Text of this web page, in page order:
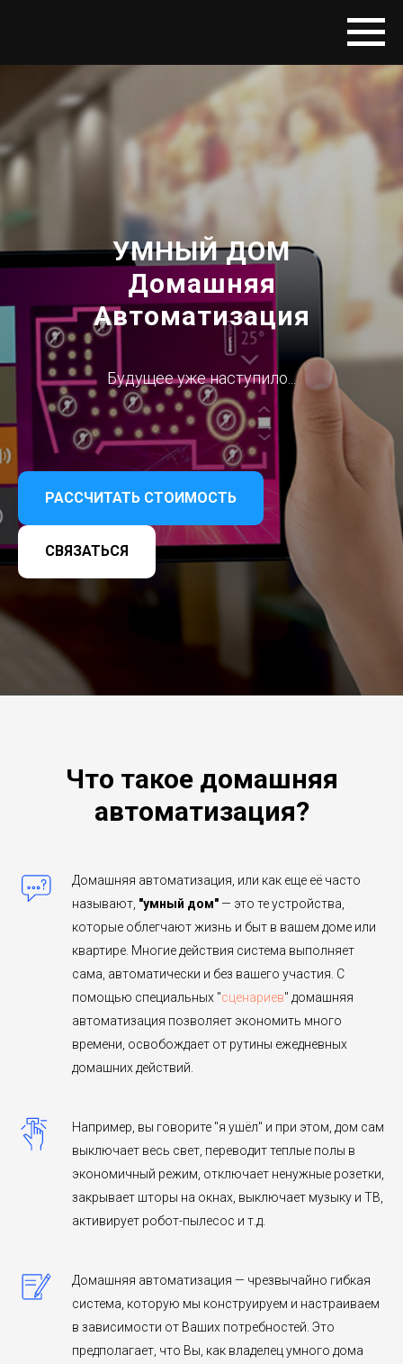
УМНЫЙ ДОМ
Домашняя
Автоматизация
Будущее уже наступило...
РАССЧИТАТЬ СТОИМОСТЬ
СВЯЗАТЬСЯ
Что такое домашняя
автоматизация?
Домашняя автоматизация, или как еще её часто
называют, "умный дом"— это те устройства,
которые облегчают жизнь и быт в вашем доме или
квартире. Многие действия система выполняет
сама, автоматически и без вашего участия. С
помощью специальных "сценариев" домашняя
автоматизация позволяет экономить много
времени, освобождает от рутины ежедневных
домашних действий.
Например, вы говорите "я ушёл" и при этом, дом сам
выключает весь свет, переводит теплые полы в
экономичный режим, отключает ненужные розетки,
закрывает шторы на окнах, выключает музыку и ТВ,
активирует робот-пылесос и т.д.
Домашняя автоматизация — чрезвычайно гибкая
система, которую мы конструируем и настраиваем
в зависимости от Ваших потребностей. Это
предполагает, что Вы, как владелец умного дома